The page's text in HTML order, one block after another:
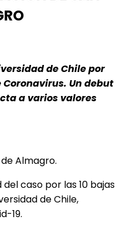
de Chile por
Un debut
a varios valores
Almagro.
caso por las 10 bajas
de Chile,
19.